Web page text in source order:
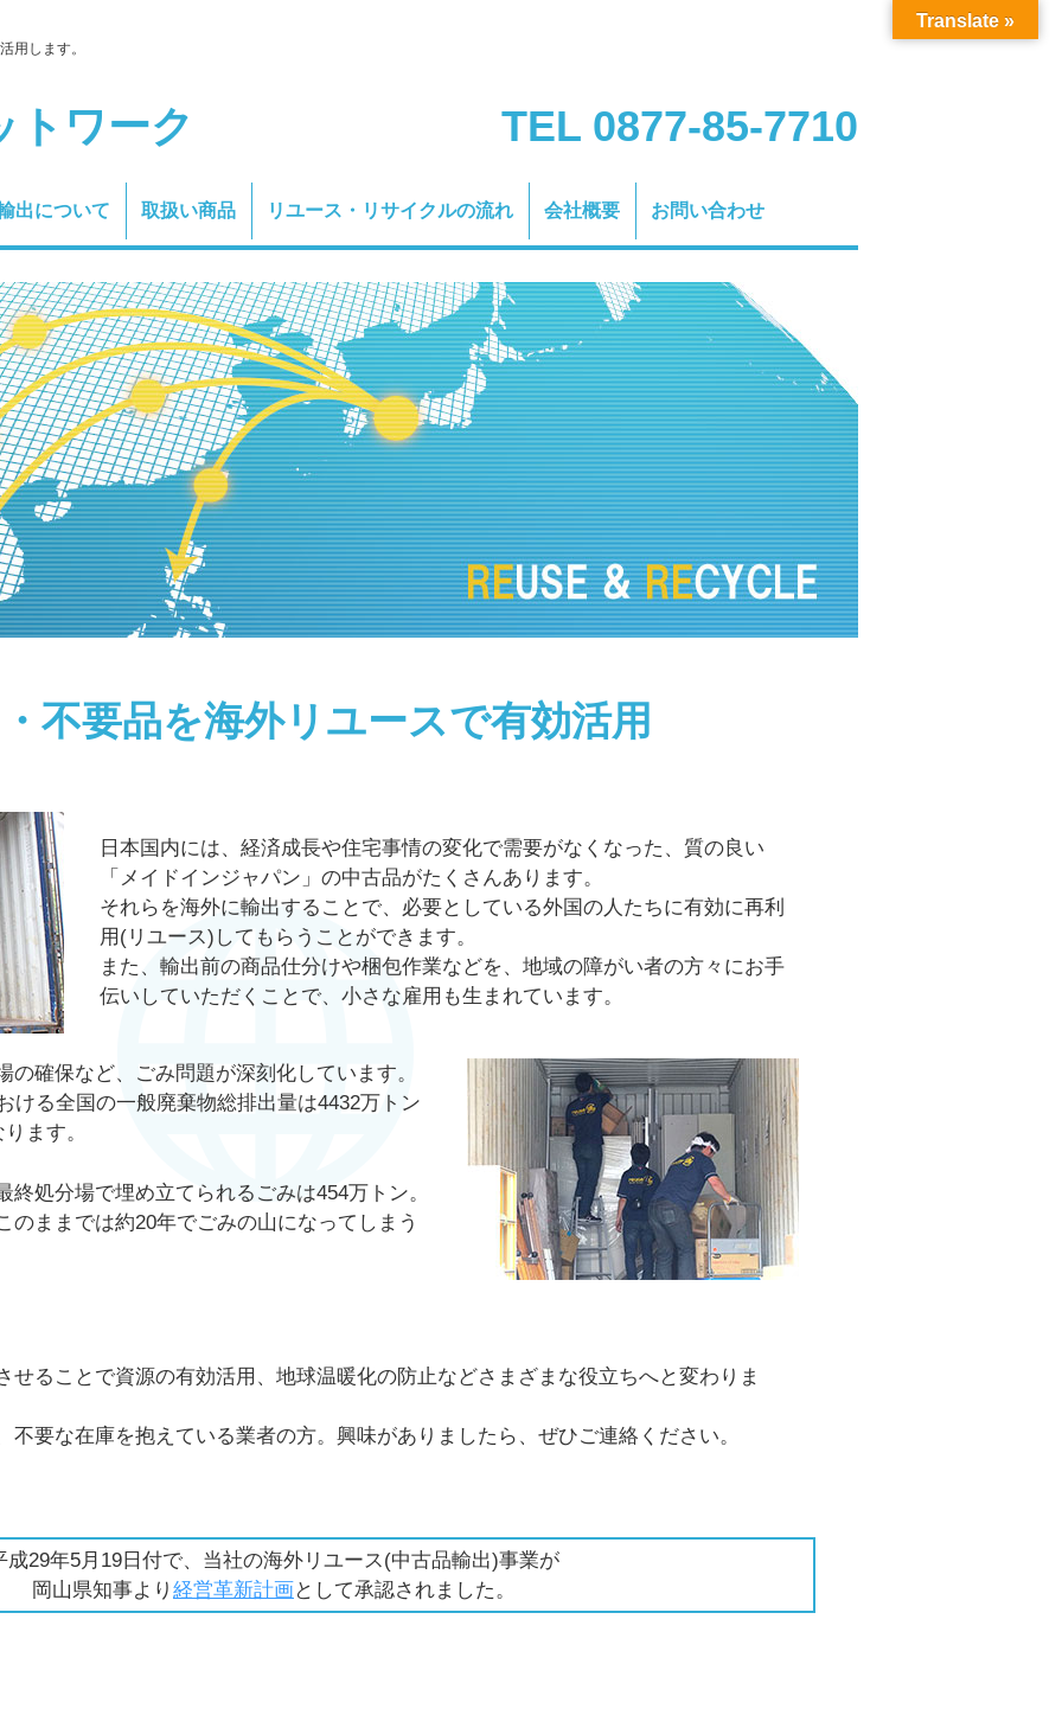
用します。
トワーク TEL 0877-85-7710
出について 取扱い商品 リユース・リサイクルの流れ 会社概要 お問い合わせ
不要品を海外リユースで有効活用
日本国内には、経済成長や住宅事情の変化で需要がなくなった、質の良い
「メイドインジャパン」の中古品がたくさんあります。
それらを海外に輸出することで、必要としている外国の人たちに有効に再利
用(リユース)してもらうことができます。
また、輸出前の商品仕分けや梱包作業などを、地域の障がい者の方々にお手
伝いしていただくことで、小さな雇用も生まれています。
確保など、ごみ問題が深刻化しています。
ける全国の一般廃棄物総排出量は4432万トン
ます。
処分場で埋め立てられるごみは454万トン。
のままでは約20年でごみの山になってしまう
せることで資源の有効活用、地球温暖化の防止などさまざまな役立ちへと変わりま
不要な在庫を抱えている業者の方。興味がありましたら、ぜひご連絡ください。
成29年5月19日付で、当社の海外リユース(中古品輸出)事業が
岡山県知事より 経営革新計画 として承認されました。
Translate »